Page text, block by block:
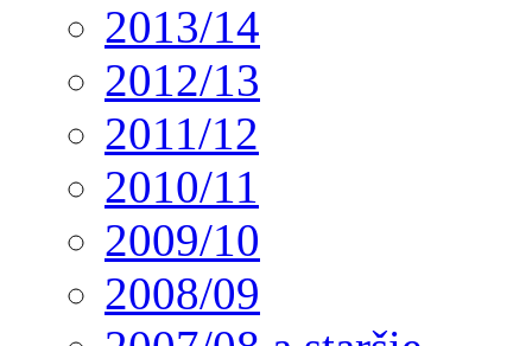
2013/14
2012/13
2011/12
2010/11
2009/10
2008/09